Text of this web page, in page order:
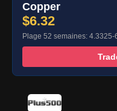
Copper
$6.32
Plage 52 semaines: 4.3325-